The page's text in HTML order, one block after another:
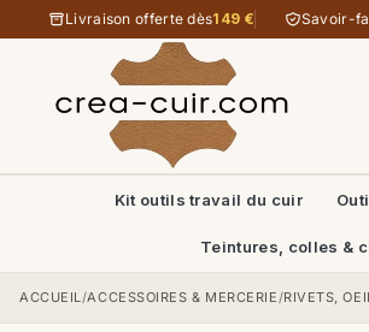
Aller au contenu
Livraison offerte dès149 € Savoir-
Kit outils travail du cuir
Teintures, colles &
ACCUEIL/ACCESSOIRES & MERCERIE/RIVETS,